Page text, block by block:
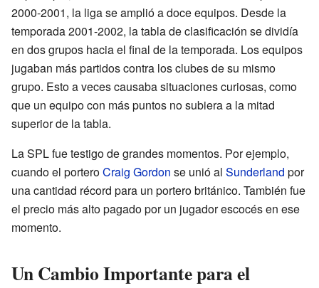
2000-2001, la liga se amplió a doce equipos. Desde la
temporada 2001-2002, la tabla de clasificación se dividía
en dos grupos hacia el final de la temporada. Los equipos
jugaban más partidos contra los clubes de su mismo
grupo. Esto a veces causaba situaciones curiosas, como
que un equipo con más puntos no subiera a la mitad
superior de la tabla.
La SPL fue testigo de grandes momentos. Por ejemplo,
cuando el porteroCraig Gordon se unió al Sunderland por
una cantidad récord para un portero británico. También fue
el precio más alto pagado por un jugador escocés en ese
momento.
Un Cambio Importante para el